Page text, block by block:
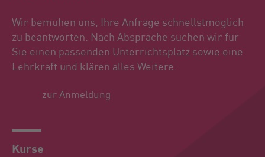
Wir bemühen uns, Ihre Anfrage schnellstmöglich
zu beantworten. Nach Absprache suchen wir für
Sie einen passenden Unterrichtsplatz sowie eine
Lehrkraft und klären alles Weitere.
zur Anmeldung
Kurse